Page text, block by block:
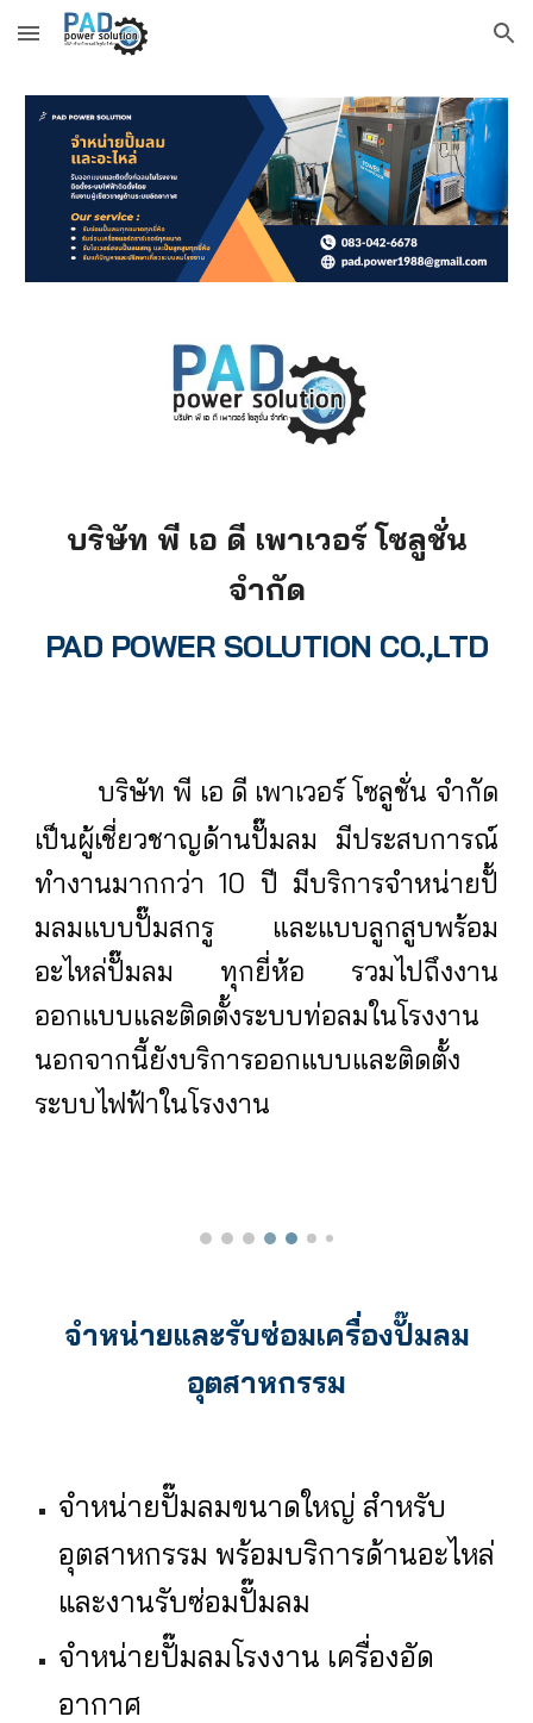
Skip to main content Skip to navigation
บริษัท พี เอ ดี เพาเวอร์ โซลูชั่น
จำกัด
PAD POWER SOLUTION CO.,LTD
บริษัท พี เอ ดี เพาเวอร์ โซลูชั่น จำกัด
เป็นผู้เชี่ยวชาญด้านปั๊มลม มีประสบการณ์
ทำงานมากกว่า 10 ปี มีบริการจำหน่ายปั้
มลมแบบปั๊มสกรู และแบบลูกสูบพร้อม
อะไหล่ปั๊มลม ทุกยี่ห้อ รวมไปถึงงาน
ออกแบบและติดตั้งระบบท่อลมในโรงงาน
นอกจากนี้ยังบริการออกแบบและติดตั้ง
ระบบไฟฟ้าในโรงงาน
จำหน่ายและรับซ่อมเครื่องปั๊มลม
อุตสาหกรรม
จำหน่ายปั๊มลมขนาดใหญ่ สำหรับ
อุตสาหกรรม พร้อมบริการด้านอะไหล่
และงานรับซ่อมปั๊มลม
จำหน่ายปั๊มลมโรงงาน เครื่องอัด
อากาศ